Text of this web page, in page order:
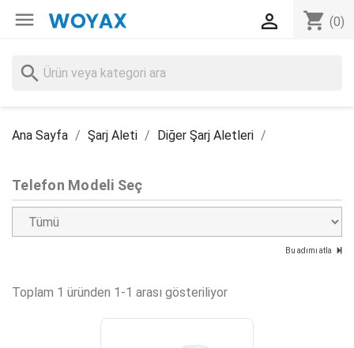
 shopping_cart (0)

search
Ana Sayfa Şarj Aleti Diğer Şarj Aletleri
Telefon Modeli Seç
Bu adımı atla
Toplam 1 üründen 1-1 arası gösteriliyor